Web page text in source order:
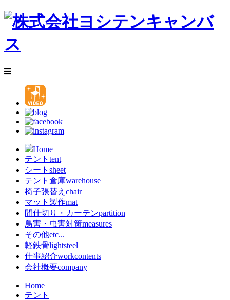
Home
テント tent
シート sheet
テント倉庫warehouse
椅子張替え chair
マット製作mat
間仕切り・カーテンpartition
鳥害・虫害対策measures
その他etc...
軽鉄骨lightsteel
仕事紹介workcontents
会社概要company
Home
テント